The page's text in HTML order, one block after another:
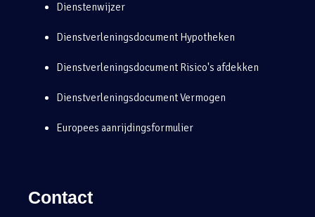
Dienstenwijzer
Dienstverleningsdocument Hypotheken
Dienstverleningsdocument Risico's afdekken
Dienstverleningsdocument Vermogen
Europees aanrijdingsformulier
Contact